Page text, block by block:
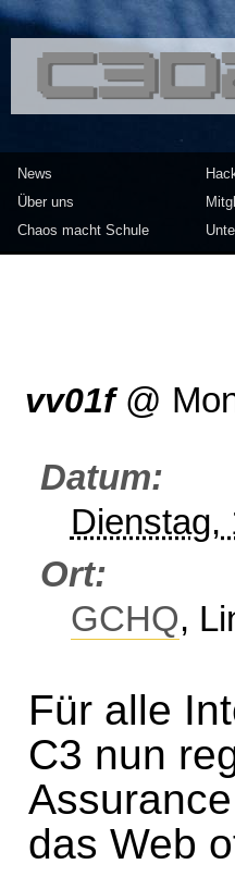
<<</>>
News
Über uns
Chaos macht Schule
vv01f@
Datum
Dienstag,
Ort
GCHQ,
Für alle
C3 nun
das Web